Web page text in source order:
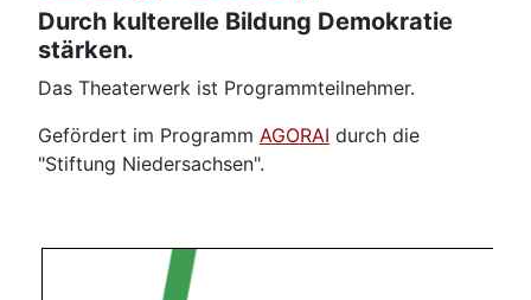
Durch kulterelle Bildung Demokratie
stärken.
Das Theaterwerk ist Programmteilnehmer.
Gefördert im Programm AGORAI durch die
"Stiftung Niedersachsen".